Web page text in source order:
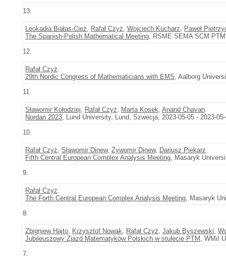
13.
Leokadia Białas-Cież, Rafał Czyż, Wojciech Kucharz, Paweł
The Spanish-Polish Mathematical Meeting, RSME SEMA SCM
12.
Rafał Czyż.
29th Nordic Congress of Mathematicians with EMS, Aalborg
11.
Sławomir Kołodziej, Rafał Czyż, Marta Kosek, Anand Chavan.
Nordan 2023, Lund University, Lund, Szwecja, 2023-05-05 - 2023-
10.
Rafał Czyż, Sławomir Dinew, Żywomir Dinew, Dariusz Piekarz.
Fifth Central European Complex Analysis Meeting, Masaryk
9.
Rafał Czyż.
The Forth Central European Complex Analysis Meeting, Masaryk
8.
Zbigniew Hajto, Krzysztof Nowak, Rafał Czyż, Jakub Byszewski,
Jubileuszowy Zjazd Matematyków Polskich w stulecie PTM , WMiI
7.